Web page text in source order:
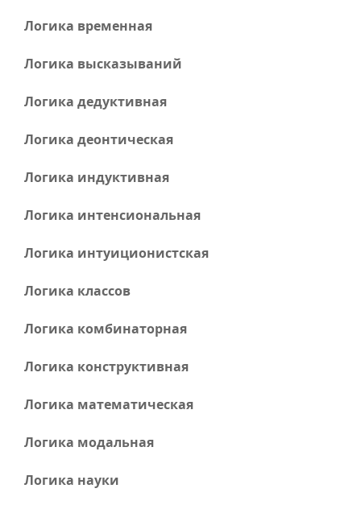
Логика временная
Логика высказываний
Логика дедуктивная
Логика деонтическая
Логика индуктивная
Логика интенсиональная
Логика интуиционистская
Логика классов
Логика комбинаторная
Логика конструктивная
Логика математическая
Логика модальная
Логика науки